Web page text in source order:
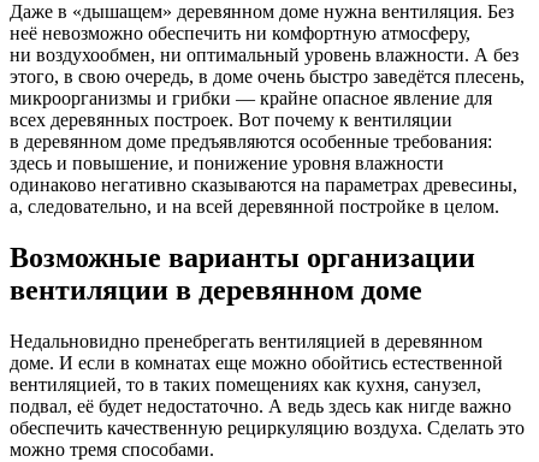
Даже в «дышащем» деревянном доме нужна вентиляция. Без
неё невозможно обеспечить ни комфортную атмосферу,
ни воздухообмен, ни оптимальный уровень влажности. А без
этого, в свою очередь, в доме очень быстро заведётся плесень,
микроорганизмы и грибки — крайне опасное явление для
всех деревянных построек. Вот почему к вентиляции
в деревянном доме предъявляются особенные требования:
здесь и повышение, и понижение уровня влажности
одинаково негативно сказываются на параметрах древесины,
а, следовательно, и на всей деревянной постройке в целом.
Возможные варианты организации
вентиляции в деревянном доме
Недальновидно пренебрегать вентиляцией в деревянном
доме. И если в комнатах еще можно обойтись естественной
вентиляцией, то в таких помещениях как кухня, санузел,
подвал, её будет недостаточно. А ведь здесь как нигде важно
обеспечить качественную рециркуляцию воздуха. Сделать это
можно тремя способами.